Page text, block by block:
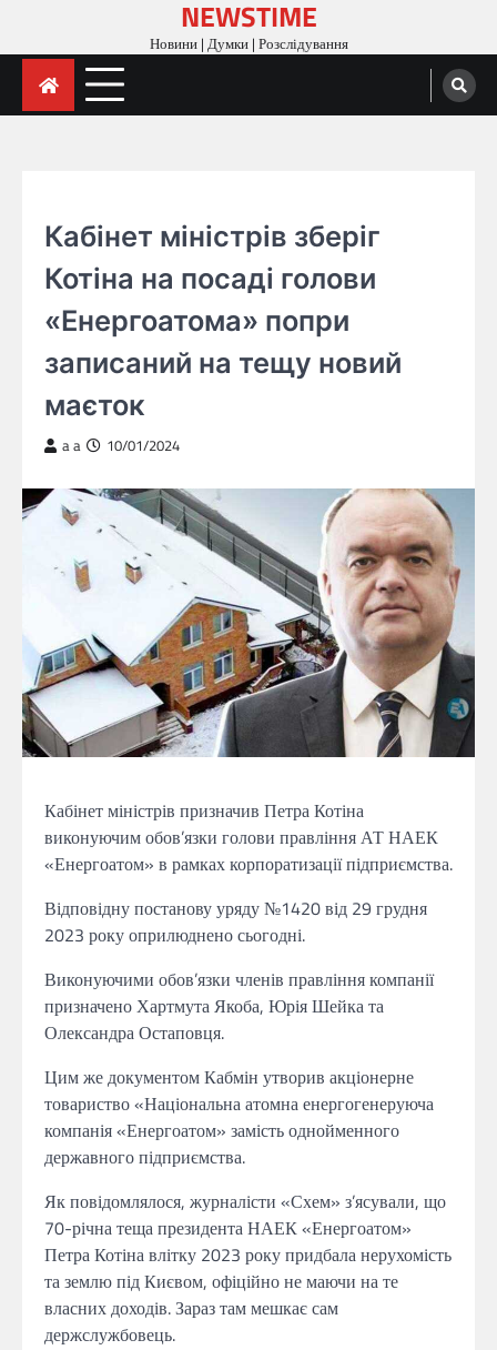
content
NEWSTIME
Новини | Думки | Розслідування
Кабінет міністрів зберіг
Котіна на посаді голови
«Енергоатома» попри
записаний на тещу новий
маєток
a a 10/01/2024
Кабінет міністрів призначив Петра Котіна
виконуючим обов’язки голови правління АТ НАЕК
«Енергоатом» в рамках корпоратизації підприємства.
Відповідну постанову уряду №1420 від 29 грудня
2023 року оприлюднено сьогодні.
Виконуючими обов’язки членів правління компанії
призначено Хартмута Якоба, Юрія Шейка та
Олександра Остаповця.
Цим же документом Кабмін утворив акціонерне
товариство «Національна атомна енергогенеруюча
компанія «Енергоатом» замість однойменного
державного підприємства.
Як повідомлялося, журналісти «Схем» з’ясували, що
70-річна теща президента НАЕК «Енергоатом»
Петра Котіна влітку 2023 року придбала нерухомість
та землю під Києвом, офіційно не маючи на те
власних доходів. Зараз там мешкає сам
держслужбовець.